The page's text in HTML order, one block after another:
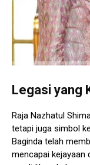
Legasi yang
Raja Nazhatul
tetapi juga simbol
Baginda telah
mencapai kejayaan